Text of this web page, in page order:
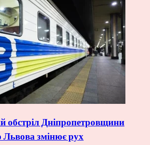
обстріл Дніпропетровщини
Львова змінює рух